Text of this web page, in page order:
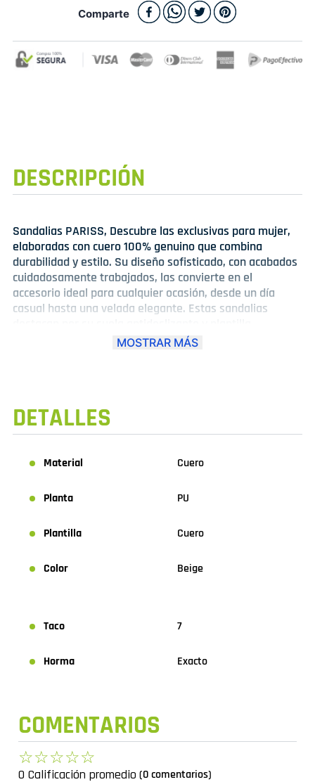
Comparte
DESCRIPCIÓN
Sandalias PARISS, Descubre las exclusivas para mujer,
elaboradas con cuero 100% genuino que combina
durabilidad y estilo. Su diseño sofisticado, con acabados
cuidadosamente trabajados, las convierte en el
accesorio ideal para cualquier ocasión, desde un día
casual hasta una velada elegante. Estas sandalias
acolchada, proporcionando un ajuste cómodo y seguro
sandalias París de cuero para mujer son el toque de
distinción que tus pies merecen. ¡Hazlas tuyas hoy
MOSTRAR MÁS
DETALLES
Material Cuero
Planta PU
Plantilla Cuero
Color Beige
Taco 7
Horma Exacto
COMENTARIOS
☆☆☆☆☆
0 Calificación promedio (0 comentarios)